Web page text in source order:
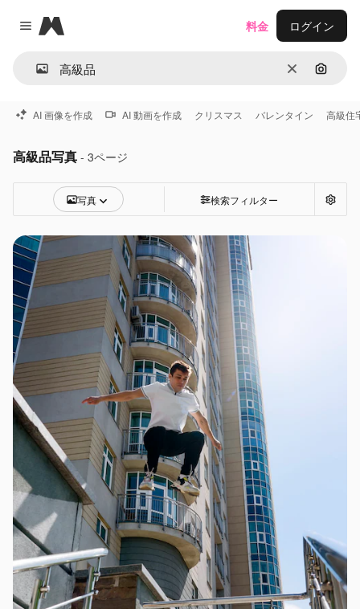
Close menu
Magnific
消去 画像で
料金 ログイン
AI 画像を作成 AI 動画を作成 クリスマス バレンタイン 高級住
高級品写真 - 3ページ
写真 検索フィルター